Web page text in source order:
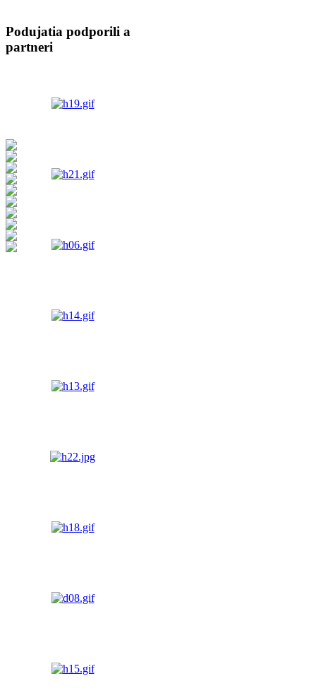
Podujatia podporili a
partneri